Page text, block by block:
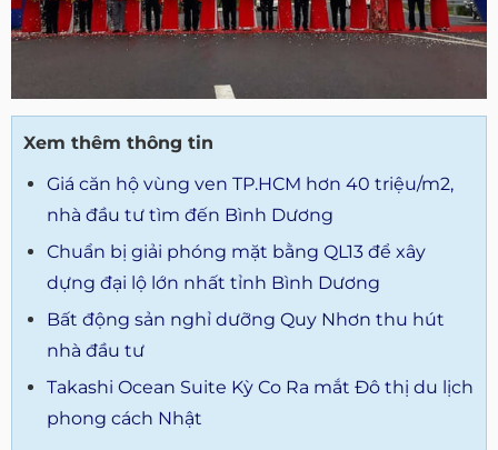
Xem thêm thông tin
Giá căn hộ vùng ven TP.HCM hơn 40 triệu/m2,
nhà đầu tư tìm đến Bình Dương
Chuẩn bị giải phóng mặt bằng QL13 để xây
dựng đại lộ lớn nhất tỉnh Bình Dương
Bất động sản nghỉ dưỡng Quy Nhơn thu hút
nhà đầu tư
Takashi Ocean Suite Kỳ Co Ra mắt Đô thị du lịch
phong cách Nhật